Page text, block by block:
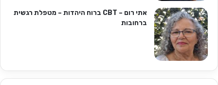
אתי רום – CBT ברוח היהדות – מטפלת רגשית
ברחובות